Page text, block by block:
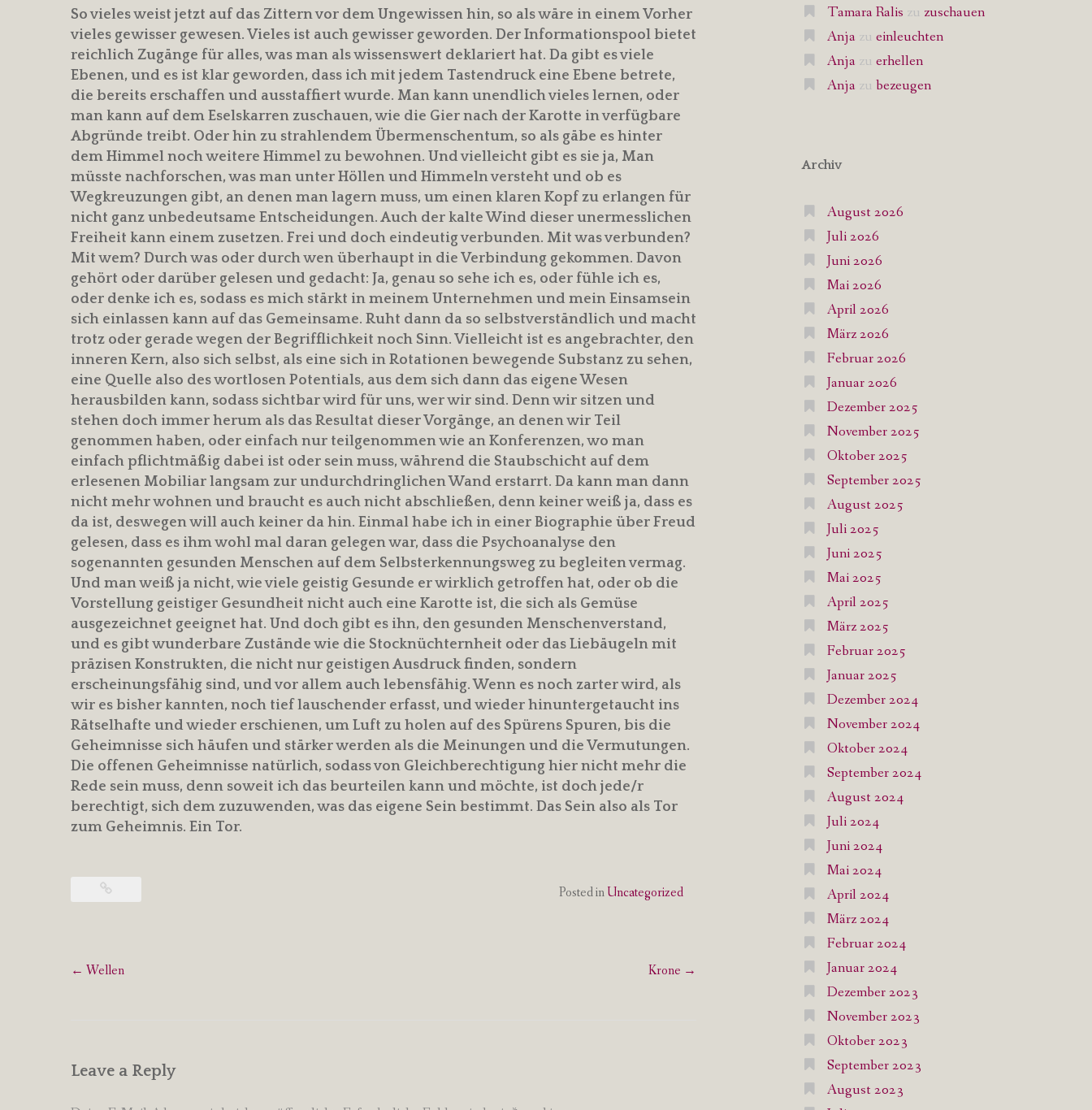
So vieles weist jetzt auf das Zittern vor dem Ungewissen hin, so als wäre in einem Vorher
vieles gewisser gewesen. Vieles ist auch gewisser geworden. Der Informationspool bietet
reichlich Zugänge für alles, was man als wissenswert deklariert hat. Da gibt es viele
Ebenen, und es ist klar geworden, dass ich mit jedem Tastendruck eine Ebene betrete,
die bereits erschaffen und ausstaffiert wurde. Man kann unendlich vieles lernen, oder
man kann auf dem Eselskarren zuschauen, wie die Gier nach der Karotte in verfügbare
Abgründe treibt. Oder hin zu strahlendem Übermenschentum, so als gäbe es hinter
dem Himmel noch weitere Himmel zu bewohnen. Und vielleicht gibt es sie ja, Man
müsste nachforschen, was man unter Höllen und Himmeln versteht und ob es
Wegkreuzungen gibt, an denen man lagern muss, um einen klaren Kopf zu erlangen für
nicht ganz unbedeutsame Entscheidungen. Auch der kalte Wind dieser unermesslichen
Freiheit kann einem zusetzen. Frei und doch eindeutig verbunden. Mit was verbunden?
Mit wem? Durch was oder durch wen überhaupt in die Verbindung gekommen. Davon
gehört oder darüber gelesen und gedacht: Ja, genau so sehe ich es, oder fühle ich es,
oder denke ich es, sodass es mich stärkt in meinem Unternehmen und mein Einsamsein
sich einlassen kann auf das Gemeinsame. Ruht dann da so selbstverständlich und macht
trotz oder gerade wegen der Begrifflichkeit noch Sinn. Vielleicht ist es angebrachter, den
inneren Kern, also sich selbst, als eine sich in Rotationen bewegende Substanz zu sehen,
eine Quelle also des wortlosen Potentials, aus dem sich dann das eigene Wesen
herausbilden kann, sodass sichtbar wird für uns, wer wir sind. Denn wir sitzen und
stehen doch immer herum als das Resultat dieser Vorgänge, an denen wir Teil
genommen haben, oder einfach nur teilgenommen wie an Konferenzen, wo man
einfach pflichtmäßig dabei ist oder sein muss, während die Staubschicht auf dem
erlesenen Mobiliar langsam zur undurchdringlichen Wand erstarrt. Da kann man dann
nicht mehr wohnen und braucht es auch nicht abschließen, denn keiner weiß ja, dass es
da ist, deswegen will auch keiner da hin. Einmal habe ich in einer Biographie über Freud
gelesen, dass es ihm wohl mal daran gelegen war, dass die Psychoanalyse den
sogenannten gesunden Menschen auf dem Selbsterkennungsweg zu begleiten vermag.
Und man weiß ja nicht, wie viele geistig Gesunde er wirklich getroffen hat, oder ob die
Vorstellung geistiger Gesundheit nicht auch eine Karotte ist, die sich als Gemüse
ausgezeichnet geeignet hat. Und doch gibt es ihn, den gesunden Menschenverstand,
und es gibt wunderbare Zustände wie die Stocknüchternheit oder das Liebäugeln mit
präzisen Konstrukten, die nicht nur geistigen Ausdruck finden, sondern
erscheinungsfähig sind, und vor allem auch lebensfähig. Wenn es noch zarter wird, als
wir es bisher kannten, noch tief lauschender erfasst, und wieder hinuntergetaucht ins
Rätselhafte und wieder erschienen, um Luft zu holen auf des Spürens Spuren, bis die
Geheimnisse sich häufen und stärker werden als die Meinungen und die Vermutungen.
Die offenen Geheimnisse natürlich, sodass von Gleichberechtigung hier nicht mehr die
Rede sein muss, denn soweit ich das beurteilen kann und möchte, ist doch jede/r
berechtigt, sich dem zuzuwenden, was das eigene Sein bestimmt. Das Sein also als Tor
zum Geheimnis. Ein Tor.
Posted inUncategorized
Post
← Wellen Krone →
Leave a Reply
Tamara Ralis zu zuschauen
Anja zu einleuchten
Anja zu erhellen
Anja zu bezeugen
Archiv
August 2026
Juli 2026
Juni 2026
Mai 2026
April 2026
März 2026
Februar 2026
Januar 2026
Dezember 2025
November 2025
Oktober 2025
September 2025
August 2025
Juli 2025
Juni 2025
Mai 2025
April 2025
März 2025
Februar 2025
Januar 2025
Dezember 2024
November 2024
Oktober 2024
September 2024
August 2024
Juli 2024
Juni 2024
Mai 2024
April 2024
März 2024
Februar 2024
Januar 2024
Dezember 2023
November 2023
Oktober 2023
September 2023
August 2023